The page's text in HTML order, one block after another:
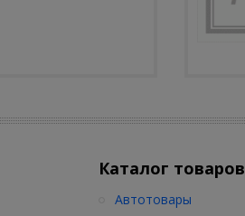
Каталог товаров
Автотовары